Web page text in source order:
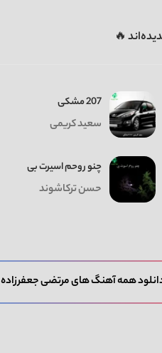
🔥
207 مشکی
سعید کریمی
چنو روحم اسیرت بی
حسن ترکاشوند
همه آهنگ های مرتضی جعفرزاده